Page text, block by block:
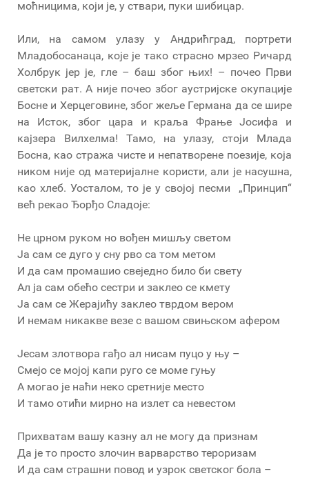
моћницима, који је, у ствари, пуки шибицар.
Или, на самом улазу у Андрићград, портрети
Младобосанаца, које је тако страсно мрзео Ричард
Холбрук јер је, гле – баш због њих! – почео Први
светски рат. А није почео због аустријске окупације
Босне и Херцеговине, због жеље Германа да се шире
на Исток, због цара и краља Фрање Јосифа и
кајзера Вилхелма! Тамо, на улазу, стоји Млада
Босна, као стража чисте и непатворене поезије, која
ником није од материјалне користи, али је насушна,
као хлеб. Уосталом, то је у својој песми „Принцип“
већ рекао Ђорђо Сладоје:
Не црном руком но вођен мишљу светом
Ја сам се дуго у сну рво са том метом
И да сам промашио свеједно било би свету
Ал ја сам обећо сестри и заклео се кмету
Ја сам се Жерајићу заклео тврдом вером
И немам никакве везе с вашом свињском афером
Јесам злотвора гађо ал нисам пуцо у њу –
Смејо се мојој капи руго се моме гуњу
А могао је наћи неко сретније место
И тамо отићи мирно на излет са невестом
Прихватам вашу казну ал не могу да признам
Да је то просто злочин варварство тероризам
И да сам страшни повод и узрок светског бола –